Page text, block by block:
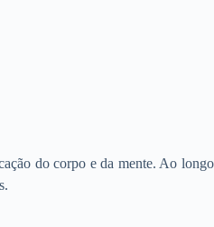
do corpo e da mente. Ao longo